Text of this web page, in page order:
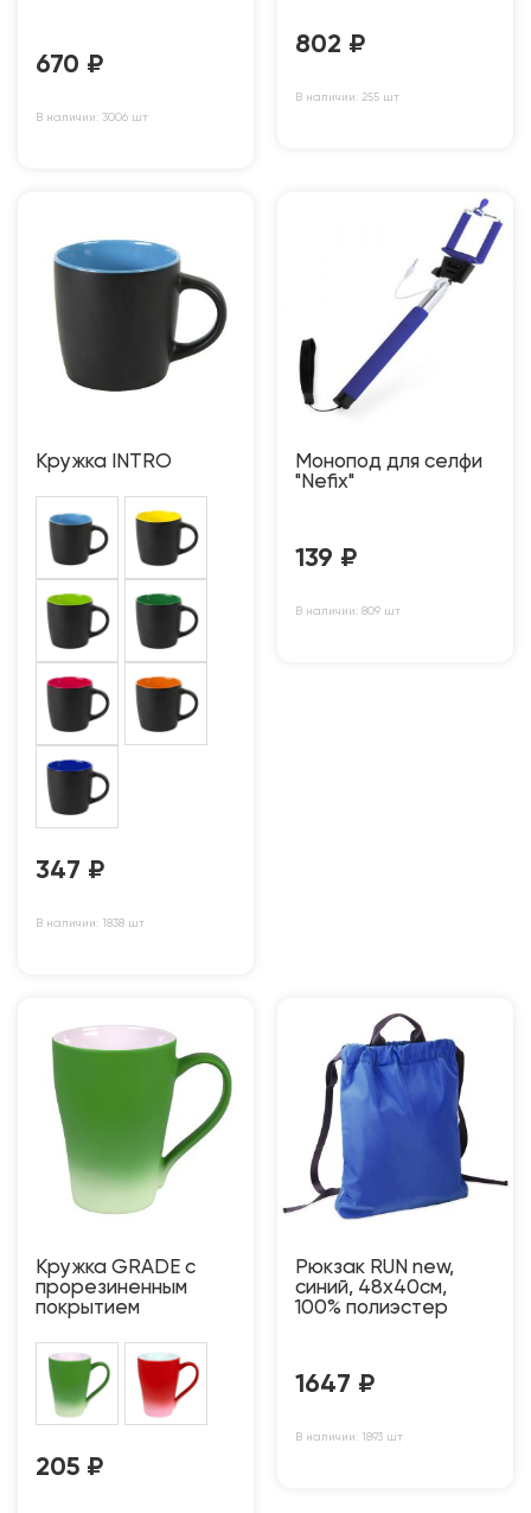
670 ₽
В наличии: 3006 шт
802 ₽
В наличии: 255 шт
Кружка INTRO
347 ₽
В наличии: 1838 шт
Монопод для селфи
"Nefix"
139 ₽
В наличии: 809 шт
Кружка GRADE с
прорезиненным
покрытием
205 ₽
Рюкзак RUN new,
синий, 48х40см,
100% полиэстер
1647 ₽
В наличии: 1893 шт